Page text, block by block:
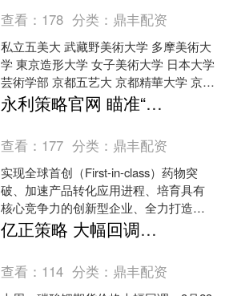
查看： 178 分类： 鼎丰配资
私立五美大 武藏野美術大学 多摩美術大
学 東京造形大学 女子美術大学 日本大学
芸術学部 京都五艺大 京都精華大学 京都
芸術大学 京都嵯峨芸術大学 成安造形大
学 ....
永利策略官网 瞄准“首创”“首发”“首用”多地抢抓创新药械产业机遇
查看： 177 分类： 鼎丰配资
实现全球首创（First-in-class）药物突
破、加速产品转化应用进程、培育具有
核心竞争力的创新型企业、全力打造全
球创新药械的首发高地……在创新药械
领域，我....
亿正策略 大幅回调，一周跌逾11%！碳酸锂期货连续四日减仓
查看： 114 分类： 鼎丰配资